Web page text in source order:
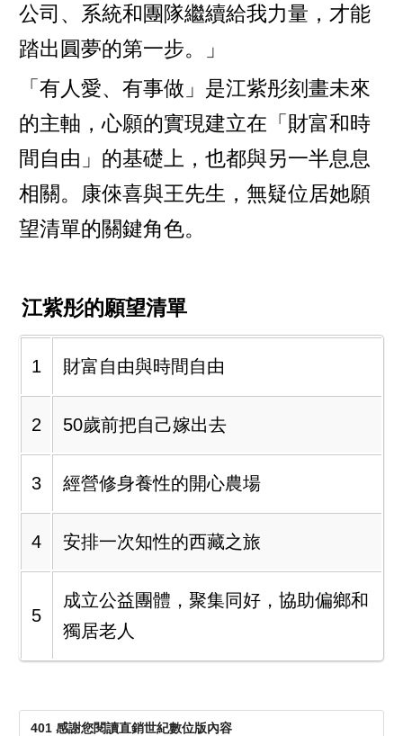
公司、系統和團隊繼續給我力量，才能
踏出圓夢的第一步。」
「有人愛、有事做」是江紫彤刻畫未來
的主軸，心願的實現建立在「財富和時
間自由」的基礎上，也都與另一半息息
相關。康倈喜與王先生，無疑位居她願
望清單的關鍵角色。
江紫彤的願望清單
1 財富自由與時間自由
2 50歲前把自己嫁出去
3 經營修身養性的開心農場
4 安排一次知性的西藏之旅
5
成立公益團體，聚集同好，協助偏鄉和
獨居老人
401 感謝您閱讀直銷世紀數位版內容